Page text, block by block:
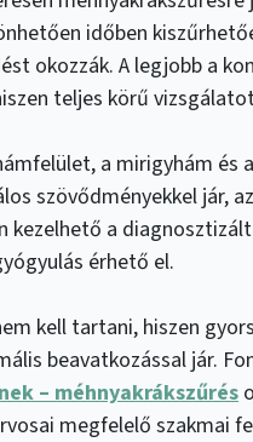
időben
okozzák. A legjobb a
teljes körű
a mirigyhám és
szövődményekkel jár,
kezelhető a
érhető el.
kell tartani, hiszen
beavatkozással jár.
– méhnyakrákszűrés
megfelelő szakmai